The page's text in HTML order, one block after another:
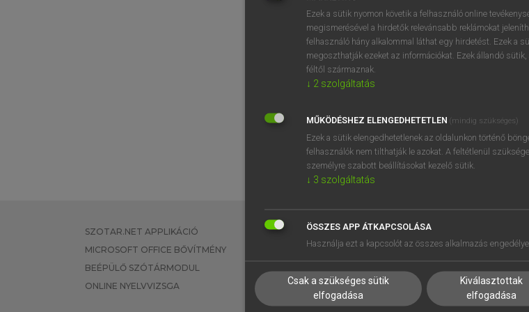
BELÉPÉS
SZOTAR.NET APPLIKÁCIÓ
MICROSOFT OFFICE BŐVÍTMÉNY
BEÉPÜLŐ SZÓTÁRMODUL
ONLINE NYELVVIZSGA
EGYÉNI FELHASZNÁLÓKNAK
TANULÓKNAK
VÁLLALATI MEGOLDÁSOK
SÚGÓ
RÓLUNK
SÜTI BEÁLLÍTÁSOK
Ezek a sütik nyomon követik a felhasználó online
megismerésével a hirdetők relevánsabb reklámokat
felhasználó hány alkalommal láthat egy hirdetést. Ezek a
megoszthatják ezeket az információkat. Ezek állandó
féltől származnak.
↓ 2 szolgáltatás
MŰKÖDÉSHEZ ELENGEDHETETLEN (mindig szükséges)
Ezek a sütik elengedhetetlenek az oldalunkon történő
felhasználók nem tilthatják le azokat. A feltétlenül
személyre szabott beállításokat kezelő sütik.
↓ 3 szolgáltatás
ÖSSZES APP ÁTKAPCSOLÁSA
Használja ezt a kapcsolót az összes alkalmazás
Csak a szükséges sütik
elfogadása
Kiválasztottak
elfogadása